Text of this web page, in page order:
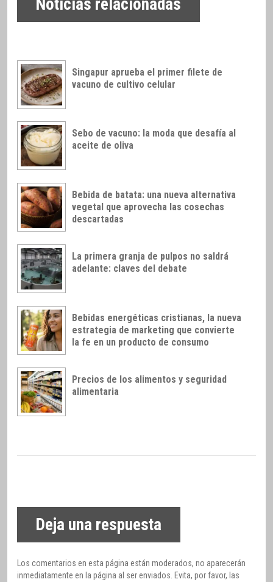
Noticias relacionadas
Singapur aprueba el primer filete de
vacuno de cultivo celular
Sebo de vacuno: la moda que desafía al
aceite de oliva
Bebida de batata: una nueva alternativa
vegetal que aprovecha las cosechas
descartadas
La primera granja de pulpos no saldrá
adelante: claves del debate
Bebidas energéticas cristianas, la nueva
estrategia de marketing que convierte
la fe en un producto de consumo
Precios de los alimentos y seguridad
alimentaria
Deja una respuesta
Los comentarios en esta página están moderados, no aparecerán
inmediatamente en la página al ser enviados. Evita, por favor, las